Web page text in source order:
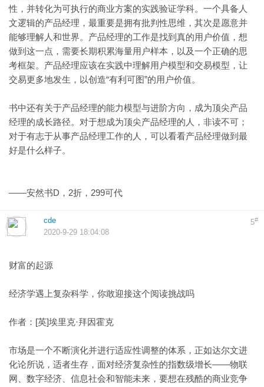
性，并转化为可执行的商业方案的实践验证学科。一个具备人
文逻辑的产品经理，最重要是拥有批判性思维，其次是愿意并
能够理解人和世界。产品经理的工作是找到真的用户价值，想
做到这一点，需要长期积累海量用户样本，以及一个正确的思
考框架。产品经理应该在实践中理解用户模型和交易模型，让
交易更多地发生，以创造“有利可图”的用户价值。
书中还有关于产品经理的能力模型与进阶方向，成为顶尖产品
经理的成长路径。对于想成为顶尖产品经理的人，非读不可；
对于有志于从事产品经理工作的人，可以看看产品经理做到最
好是什么样子。
——安然书D，2折，299可代
5#
cde
2020-9-29 18:04:08
财富的起源
经济学遇上复杂科学，你敢迎接这个阅读挑战吗
作者：[英]埃里克·拜因霍克
市场是一个不断演化并进行适应性调整的体系，正如达尔文进
化论所说，适者生存，面对经济复杂性的指数级增长——物联
网、数字经济、信息社会和智能未来，要想在残酷的商业竞争